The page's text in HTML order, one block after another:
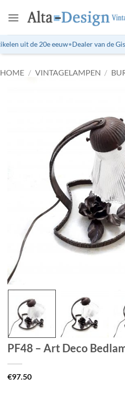
naar
uit de 20e eeuw•Dealer van de
HOME / VINTAGELAMPEN /
PF48 – Art Deco
€97.50